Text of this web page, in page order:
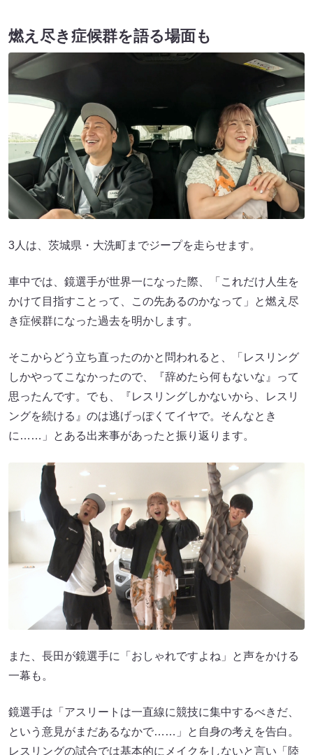
燃え尽き症候群を語る場面も
3人は、茨城県・大洗町までジープを走らせます。
車中では、鏡選手が世界一になった際、「これだけ人生を
かけて目指すことって、この先あるのかなって」と燃え尽
き症候群になった過去を明かします。
そこからどう立ち直ったのかと問われると、「レスリング
しかやってこなかったので、『辞めたら何もないな』って
思ったんです。でも、『レスリングしかないから、レスリ
ングを続ける』のは逃げっぽくてイヤで。そんなとき
に……」とある出来事があったと振り返ります。
また、長田が鏡選手に「おしゃれですよね」と声をかける
一幕も。
鏡選手は「アスリートは一直線に競技に集中するべきだ、
という意見がまだあるなかで……」と自身の考えを告白。
レスリングの試合では基本的にメイクをしないと言い「陸